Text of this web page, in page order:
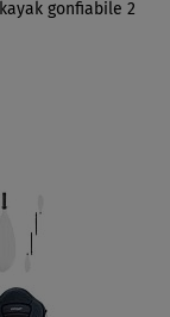
kayak gonfiabile 2